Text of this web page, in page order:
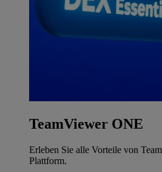
TeamViewer ONE
Erleben Sie alle Vorteile von
Plattform.